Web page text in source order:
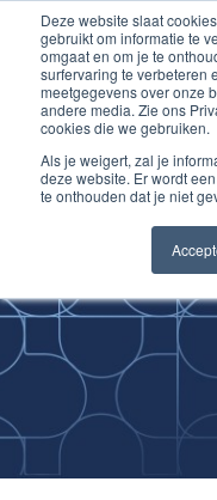
Deze website slaat
gebruikt om informatie te
omgaat en om je te
surfervaring te verbeteren
meetgegevens over onze
andere media. Zie ons
cookies die we gebruiken.
Als je weigert, zal je
deze website. Er wordt
te onthouden dat je niet
Ga
naar
de
inhoud
Improving
Medical